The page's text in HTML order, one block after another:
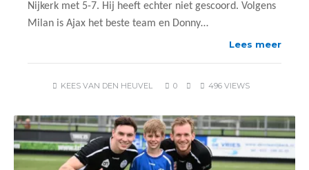
Nijkerk met 5-7. Hij heeft echter niet gescoord. Volgens
Milan is Ajax het beste team en Donny…
Lees meer
KEES VAN DEN HEUVEL 0 496 VIEWS